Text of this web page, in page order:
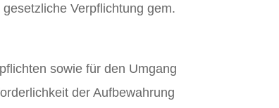
Verpflichtung gem.
sowie für den Umgang
der Aufbewahrung